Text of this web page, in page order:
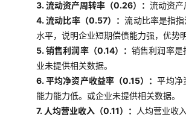
3. 流动资产周转率（0.26）： 流动资产
4. 流动比率（0.57）：流动比率是指
水平，说明企业短期偿债能力强，优势明
5. 销售利润率（0.14）：销售利润率是
业未提供相关数据。
6. 平均净资产收益率（0.15）：平均净
能力能力低。或企业未提供相关数据。
7. 人均营业收入（0.11）：
人均营业收